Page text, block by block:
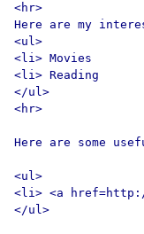
<hr>
Here are my
<ul>
<li> Movies
<li> Reading
</ul>
<hr>
Here are some
<ul>
<li> <a
</ul>